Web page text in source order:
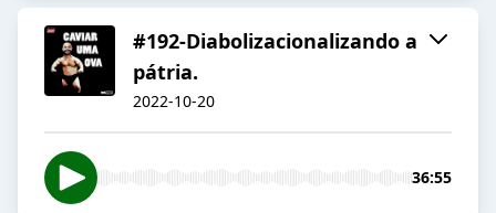
#192-Diabolizacionalizando a
pátria.
2022-10-20
36:55